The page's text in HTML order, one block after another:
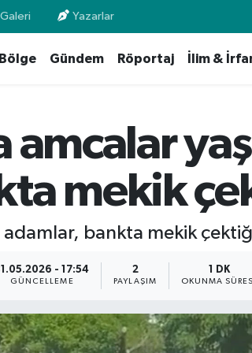
Yazarlar
Bölge Gündem Röportaj İlim &
mekik
adamlar, bankta mekik
- 17:54
GÜNCELLEME
2
PAYLAŞIM
1 DK
OKUNMA